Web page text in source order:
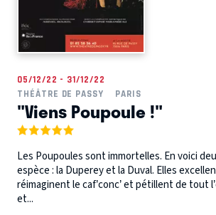
05/12/22 - 31/12/22
THÉÂTRE DE PASSY
PARIS
"Viens Poupoule !"
Les Poupoules sont immortelles. En voici
espèce : la Duperey et la Duval. Elles
réimaginent le caf’conc’ et pétillent de tout
et...